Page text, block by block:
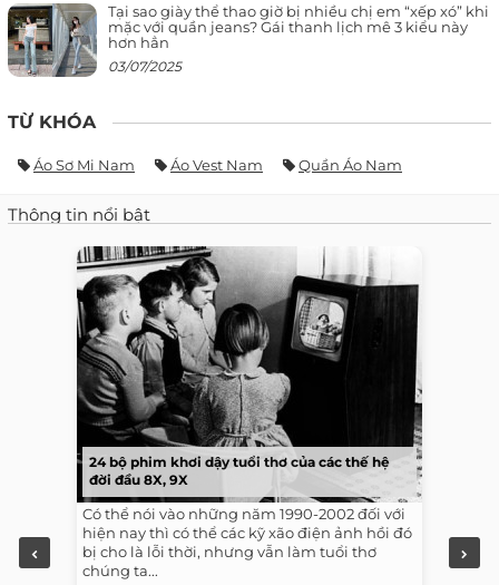
Tại sao giày thể thao giờ bị nhiều chị em “xếp xó” khi
mặc với quần jeans? Gái thanh lịch mê 3 kiểu này
hơn hẳn
03/07/2025
TỪ KHÓA
Áo Sơ Mi Nam Áo Vest Nam Quần Áo Nam
Thông tin nổi bật
24 bộ phim khơi dậy tuổi thơ của các thế hệ
đời đầu 8X, 9X
Có thể nói vào những năm 1990-2002 đối với
hiện nay thì có thể các kỹ xão điện ảnh hồi đó
bị cho là lỗi thời, nhưng vẫn làm tuổi thơ
chúng ta...